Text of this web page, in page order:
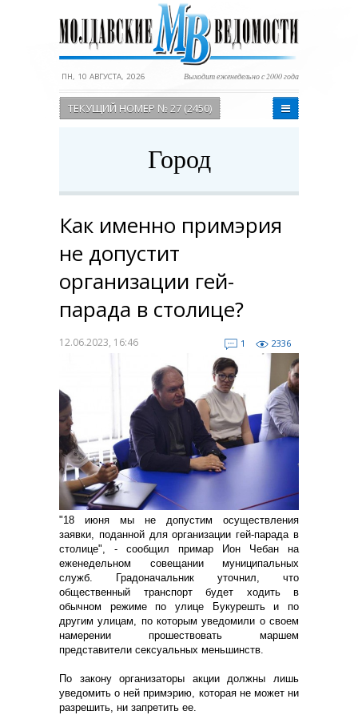
ПН, 10 АВГУСТА, 2026 Выходит еженедельно с 2000 года
ТЕКУЩИЙ НОМЕР № 27 (2450)
Город
Как именно примэрия
не допустит
организации гей-
парада в столице?
12.06.2023, 16:46 1 2336
"18 июня мы не допустим осуществления
заявки, поданной для организации гей-парада в
столице", - сообщил примар Ион Чебан на
еженедельном совещании муниципальных
служб. Градоначальник уточнил, что
общественный транспорт будет ходить в
обычном режиме по улице Букурешть и по
другим улицам, по которым уведомили о своем
намерении прошествовать маршем
представители сексуальных меньшинств.
По закону организаторы акции должны лишь
уведомить о ней примэрию, которая не может ни
разрешить, ни запретить ее.